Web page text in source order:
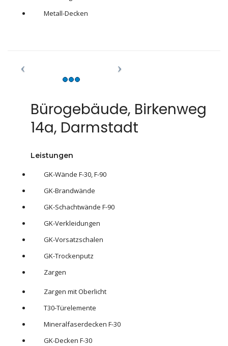
Metall-Decken
Bürogebäude, Birkenweg
14a, Darmstadt
Leistungen
GK-Wände F-30, F-90
GK-Brandwände
GK-Schachtwände F-90
GK-Verkleidungen
GK-Vorsatzschalen
GK-Trockenputz
Zargen
Zargen mit Oberlicht
T30-Türelemente
Mineralfaserdecken F-30
GK-Decken F-30